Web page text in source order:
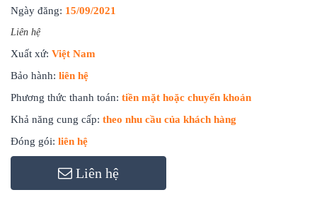
Ngày đăng: 15/09/2021
Liên hệ
Xuất xứ: Việt Nam
Bảo hành: liên hệ
Phương thức thanh toán: tiền mặt hoặc chuyển khoản
Khả năng cung cấp: theo nhu cầu của khách hàng
Đóng gói: liên hệ
Liên hệ